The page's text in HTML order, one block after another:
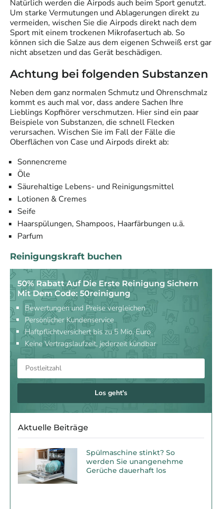
Natürlich werden die Airpods auch beim Sport genutzt.
Um starke Vermutungen und Ablagerungen direkt zu
vermeiden, wischen Sie die Airpods direkt nach dem
Sport mit einem trockenen Mikrofasertuch ab. So
können sich die Salze aus dem eigenen Schweiß erst gar
nicht absetzen und das Gerät beschädigen.
Achtung bei folgenden Substanzen
Neben dem ganz normalen Schmutz und Ohrenschmalz
kommt es auch mal vor, dass andere Sachen Ihre
Lieblings Kopfhörer verschmutzen. Hier sind ein paar
Beispiele von Substanzen, die schnell Flecken
verursachen. Wischen Sie im Fall der Fälle die
Oberflächen von Case und Airpods direkt ab:
Sonnencreme
Öle
Säurehaltige Lebens- und Reinigungsmittel
Lotionen & Cremes
Seife
Haarspülungen, Shampoos, Haarfärbungen u.ä.
Parfum
Reinigungskraft buchen
50% Rabatt Auf Die Erste Reinigung Sichern
Mit Dem Code: 50reinigung
Bewertungen und Preise vergleichen
Persönlicher Kundenservice
Haftpflichtversichert bis zu 5 Mio. Euro
Keine Vertragslaufzeit, jederzeit kündbar
Los geht's
Aktuelle Beiträge
Spülmaschine stinkt? So
werden Sie unangenehme
Gerüche dauerhaft los